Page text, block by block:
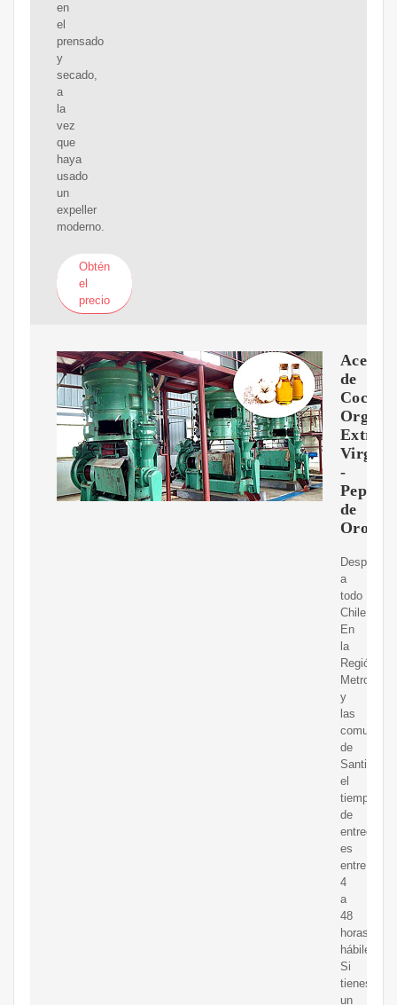
en
el
prensado
y
secado,
a
la
vez
que
haya
usado
un
expeller
moderno.
Obtén
el
precio
Aceite
de
Coco
Extra
Virgen
-
Pepitas
de
Oro
a
todo
Chile.
En
la
Región
y
las
comunas
de
Santiago,
el
tiempo
de
entrega
es
entre
4
a
48
horas
hábiles.
Si
tienes
un